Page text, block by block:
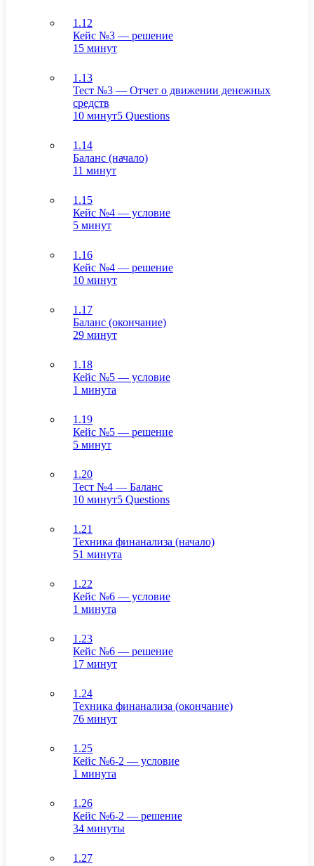
1.12
Кейс №3 — решение
15 минут
1.13
Тест №3 — Отчет о движении денежных
средств
10 минут5 Questions
1.14
Баланс (начало)
11 минут
1.15
Кейс №4 — условие
5 минут
1.16
Кейс №4 — решение
10 минут
1.17
Баланс (окончание)
29 минут
1.18
Кейс №5 — условие
1 минута
1.19
Кейс №5 — решение
5 минут
1.20
Тест №4 — Баланс
10 минут5 Questions
1.21
Техника финанализа (начало)
51 минута
1.22
Кейс №6 — условие
1 минута
1.23
Кейс №6 — решение
17 минут
1.24
Техника финанализа (окончание)
76 минут
1.25
Кейс №6-2 — условие
1 минута
1.26
Кейс №6-2 — решение
34 минуты
1.27